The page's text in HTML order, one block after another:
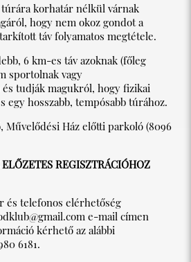
túrára korhatár nélkül várnak
hogy nem okoz gondot a
táv folyamatos megtétele.
6 km-es táv azoknak (főleg
sportolnak vagy
tudják magukról, hogy fizikai
egy hosszabb, tempósabb túrához.
Ház előtti parkoló (8096
REGISZTRÁCIÓHOZ
és telefonos elérhetőség
e-mail címen
kérhető az alábbi
6181.